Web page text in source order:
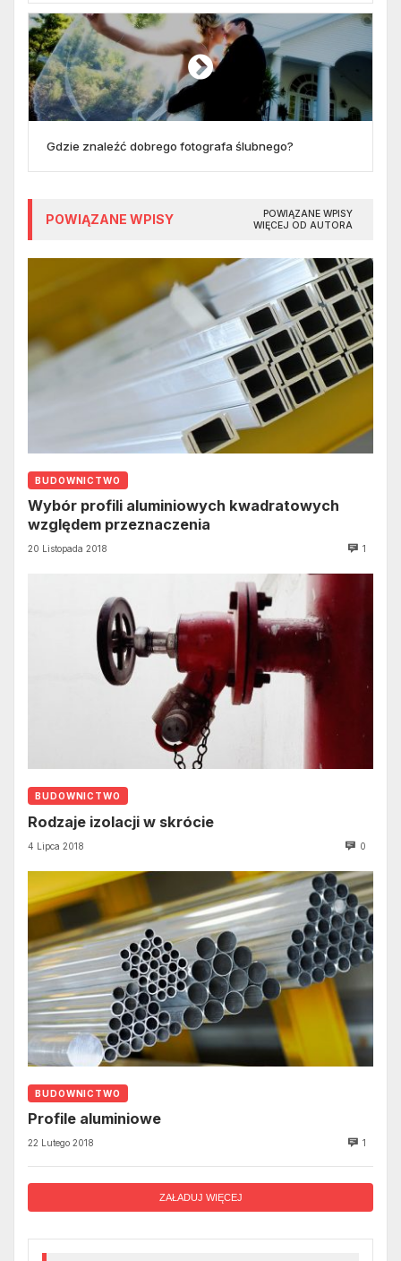
Gdzie znaleźć dobrego fotografa ślubnego?
POWIĄZANE WPISY
POWIĄZANE WPISY
WIĘCEJ OD AUTORA
BUDOWNICTWO
Wybór profili aluminiowych kwadratowych
względem przeznaczenia
20 Listopada 2018 1
BUDOWNICTWO
Rodzaje izolacji w skrócie
4 Lipca 2018 0
BUDOWNICTWO
Profile aluminiowe
22 Lutego 2018 1
ZAŁADUJ WIĘCEJ